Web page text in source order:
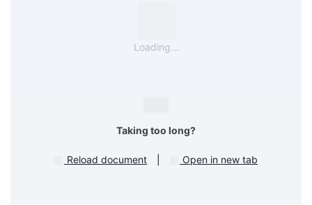
Loading...
Taking too long?
Reload document Open in new tab